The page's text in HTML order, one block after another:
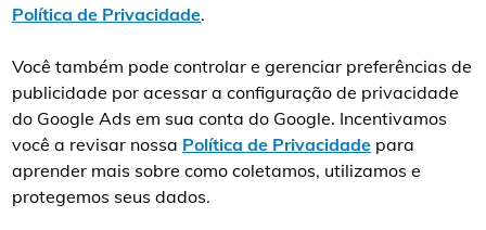
Política de Privacidade.
Você também pode controlar e gerenciar preferências de
publicidade por acessar a configuração de privacidade
do Google Ads em sua conta do Google. Incentivamos
você a revisar nossa Política de Privacidade para
aprender mais sobre como coletamos, utilizamos e
protegemos seus dados.